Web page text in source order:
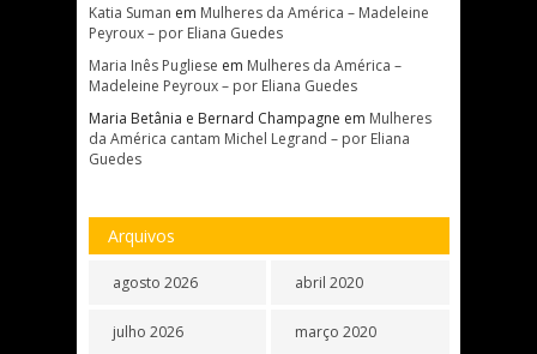
Katia Suman em Mulheres da América – Madeleine
Peyroux – por Eliana Guedes
Maria Inês Pugliese em Mulheres da América –
Madeleine Peyroux – por Eliana Guedes
Maria Betânia e Bernard Champagne em Mulheres
da América cantam Michel Legrand – por Eliana
Guedes
Arquivos
agosto 2026
julho 2026
abril 2020
março 2020